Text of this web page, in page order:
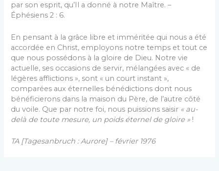
par son esprit, qu’Il a donné à notre Maître. –
Éphésiens 2 : 6.
En pensant à la grâce libre et imméritée qui nous a été
accordée en Christ, employons notre temps et tout ce
que nous possédons à la gloire de Dieu. Notre vie
actuelle, ses occasions de servir, mélangées avec « de
légères afflictions », sont « un court instant »,
comparées aux éternelles bénédictions dont nous
bénéficierons dans la maison du Père, de l’autre côté
du voile. Que par notre foi, nous puissions saisir « au-
delà de toute mesure, un poids éternel de gloire » !
TA [Tagesanbruch : Aurore] – février 1976